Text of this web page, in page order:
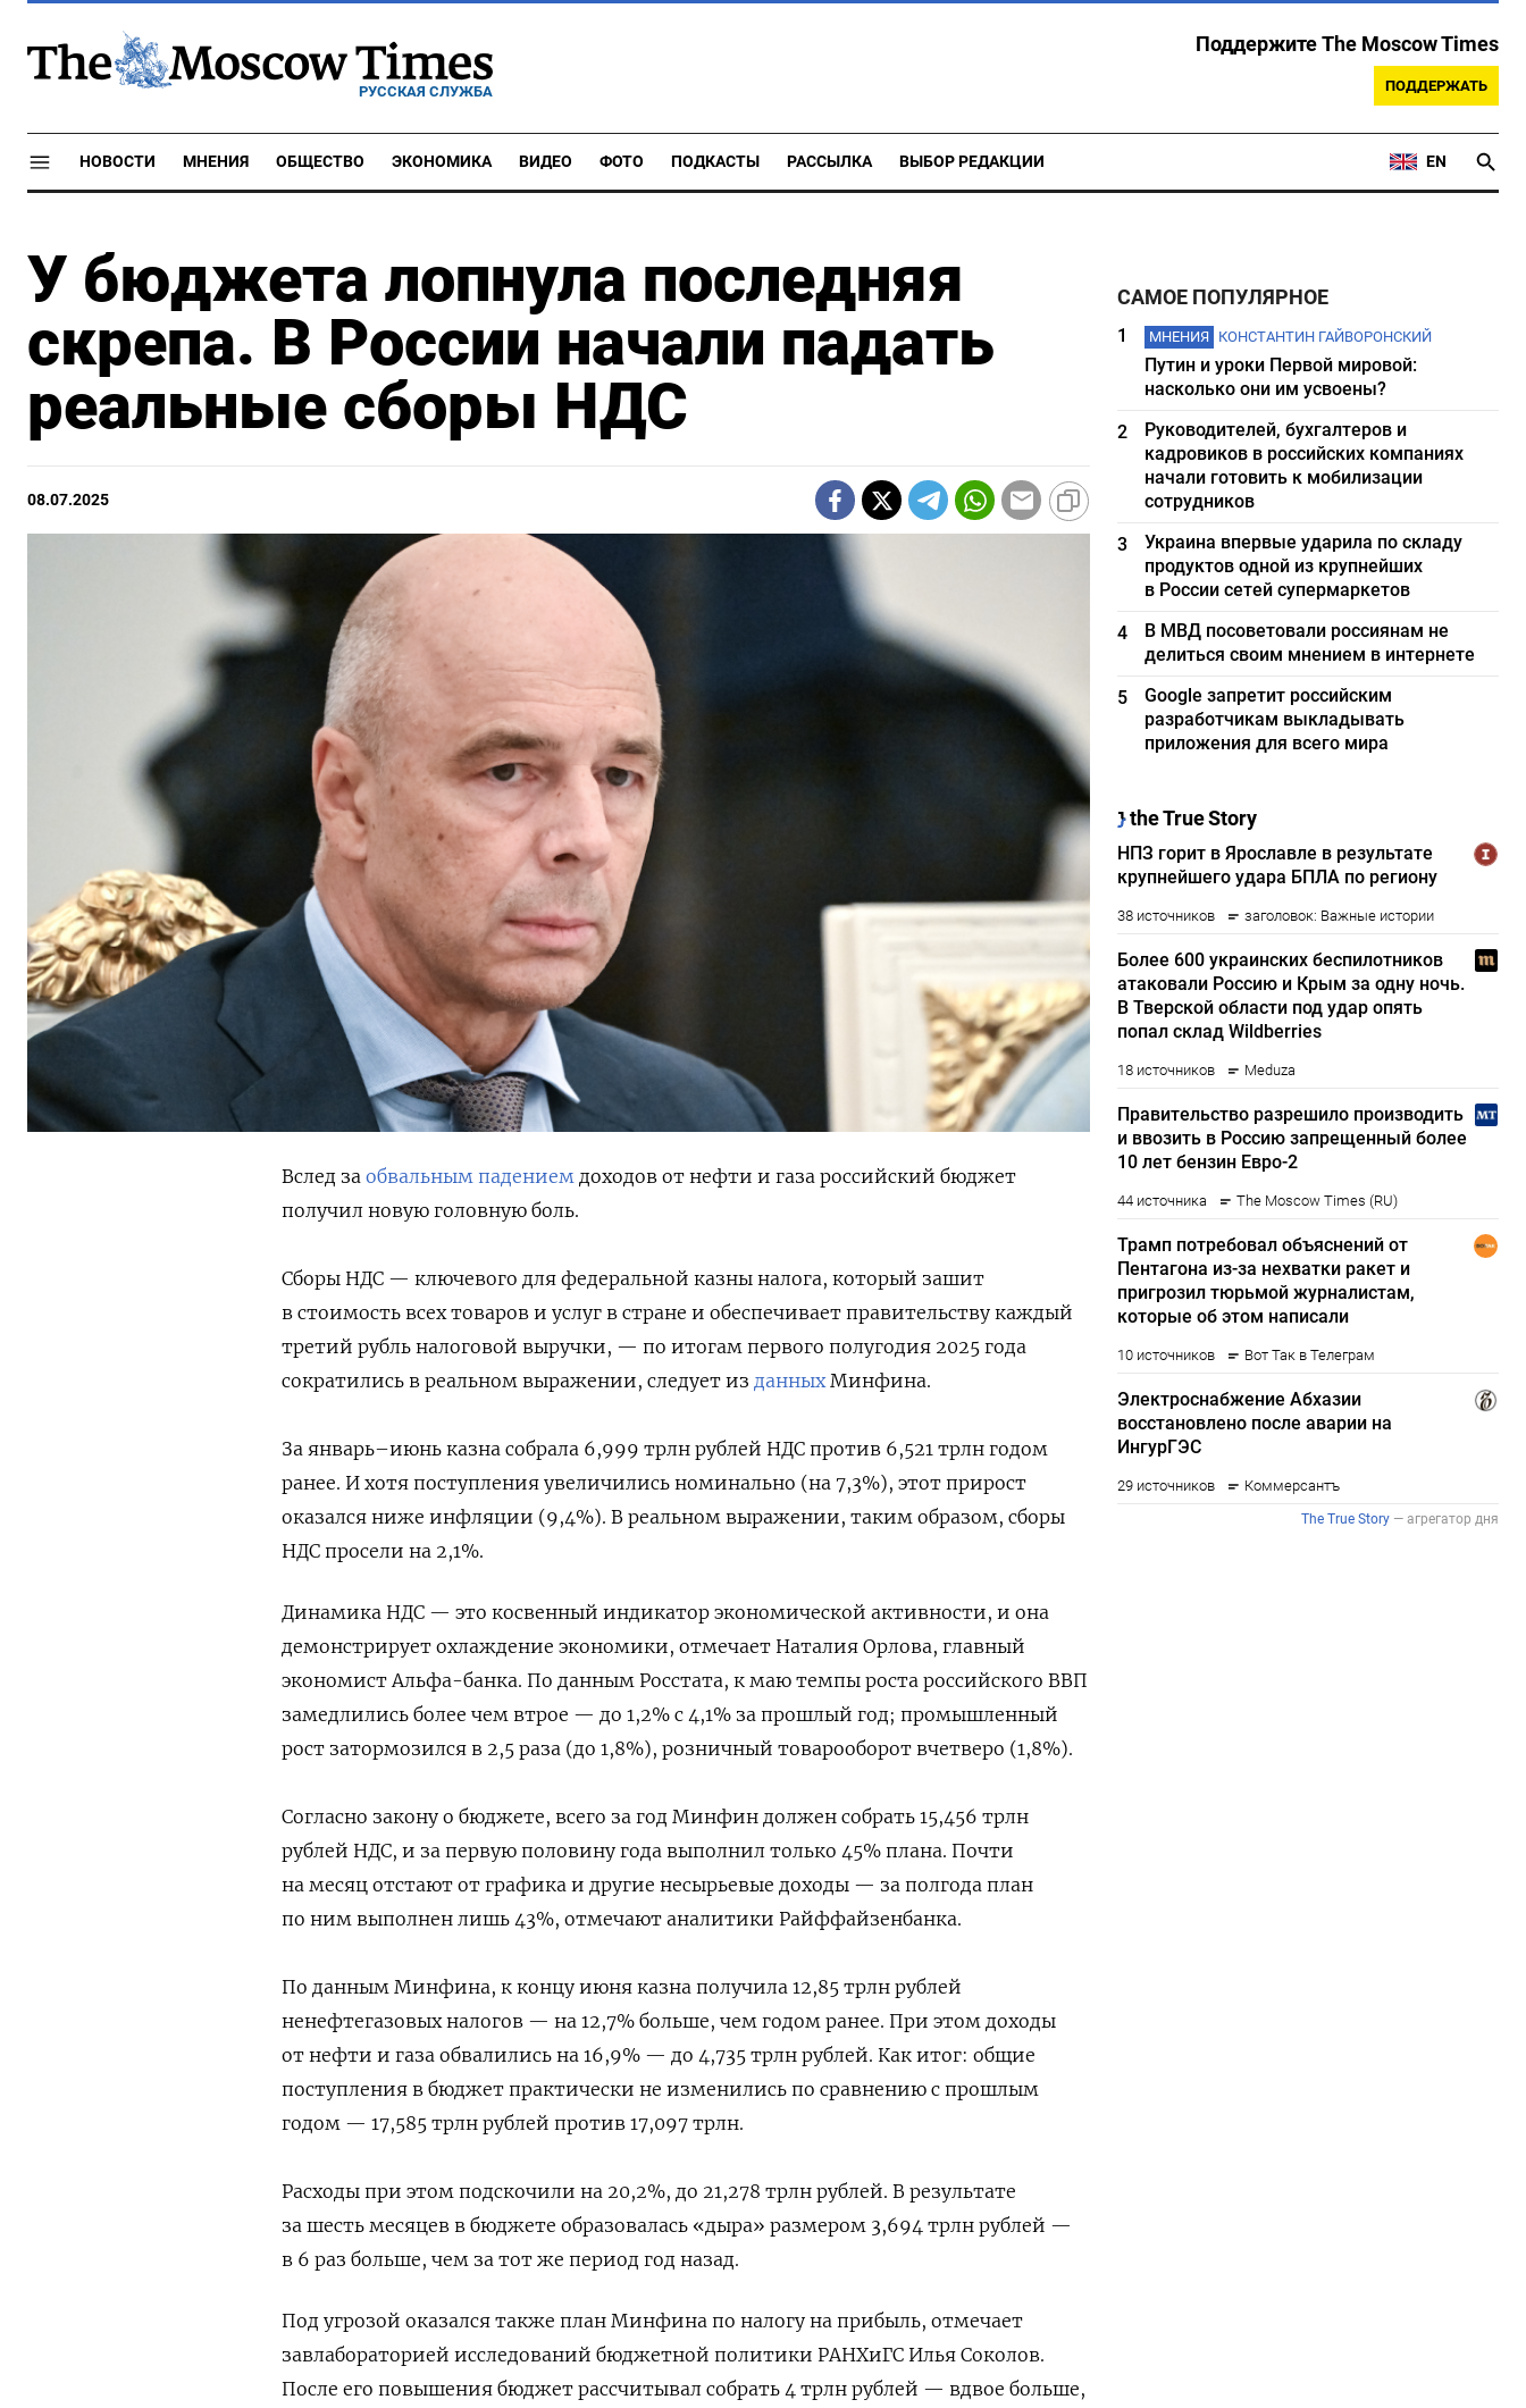
РУССКАЯ СЛУЖБА
Поддержите The Moscow Times
ПОДДЕРЖАТЬ
НОВОСТИ МНЕНИЯ ОБЩЕСТВО ЭКОНОМИКА ВИДЕО ФОТО ПОДКАСТЫ РАССЫЛКА ВЫБОР РЕДАКЦИИ EN
У бюджета лопнула последняя
скрепа. В России начали падать
реальные сборы НДС
08.07.2025
Вслед за обвальным падением доходов от нефти и газа российский бюджет
получил новую головную боль.
Сборы НДС — ключевого для федеральной казны налога, который зашит
в стоимость всех товаров и услуг в стране и обеспечивает правительству каждый
третий рубль налоговой выручки, — по итогам первого полугодия 2025 года
сократились в реальном выражении, следует из данныхМинфина.
За январь–июнь казна собрала 6,999 трлн рублей НДС против 6,521 трлн годом
ранее. И хотя поступления увеличились номинально (на 7,3%), этот прирост
оказался ниже инфляции (9,4%). В реальном выражении, таким образом, сборы
НДС просели на 2,1%.
Динамика НДС — это косвенный индикатор экономической активности, и она
демонстрирует охлаждение экономики, отмечает Наталия Орлова, главный
экономист Альфа-банка. По данным Росстата, к маю темпы роста российского ВВП
замедлились более чем втрое — до 1,2% с 4,1% за прошлый год; промышленный
рост затормозился в 2,5 раза (до 1,8%), розничный товарооборот вчетверо (1,8%).
Согласно закону о бюджете, всего за год Минфин должен собрать 15,456 трлн
рублей НДС, и за первую половину года выполнил только 45% плана. Почти
на месяц отстают от графика и другие несырьевые доходы — за полгода план
по ним выполнен лишь 43%, отмечают аналитики Райффайзенбанка.
По данным Минфина, к концу июня казна получила 12,85 трлн рублей
ненефтегазовых налогов — на 12,7% больше, чем годом ранее. При этом доходы
от нефти и газа обвалились на 16,9% — до 4,735 трлн рублей. Как итог: общие
поступления в бюджет практически не изменились по сравнению с прошлым
годом — 17,585 трлн рублей против 17,097 трлн.
Расходы при этом подскочили на 20,2%, до 21,278 трлн рублей. В результате
за шесть месяцев в бюджете образовалась «дыра» размером 3,694 трлн рублей —
в 6 раз больше, чем за тот же период год назад.
Под угрозой оказался также план Минфина по налогу на прибыль, отмечает
завлабораторией исследований бюджетной политики РАНХиГС Илья Соколов.
После его повышения бюджет рассчитывал собрать 4 трлн рублей — вдвое больше,
САМОЕ ПОПУЛЯРНОЕ
1 МНЕНИЯ КОНСТАНТИН ГАЙВОРОНСКИЙ
Путин и уроки Первой мировой:
насколько они им усвоены?
2
Руководителей, бухгалтеров и
кадровиков в российских компаниях
начали готовить к мобилизации
сотрудников
3
Украина впервые ударила по складу
продуктов одной из крупнейших
в России сетей супермаркетов
4
В МВД посоветовали россиянам не
делиться своим мнением в интернете
5
Google запретит российским
разработчикам выкладывать
приложения для всего мира